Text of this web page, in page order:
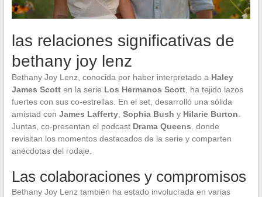
las relaciones significativas de
bethany joy lenz
Bethany Joy Lenz, conocida por haber interpretado a Haley
James Scotten la serie Los Hermanos Scott, ha tejido lazos
fuertes con sus co-estrellas. En el set, desarrolló una sólida
amistad con James Lafferty, Sophia Bush y Hilarie Burton
Juntas, co-presentan el podcast Drama Queens , donde
revisitan los momentos destacados de la serie y comparten
anécdotas del rodaje.
Las colaboraciones y compromisos
Bethany Joy Lenz también ha estado involucrada en varias